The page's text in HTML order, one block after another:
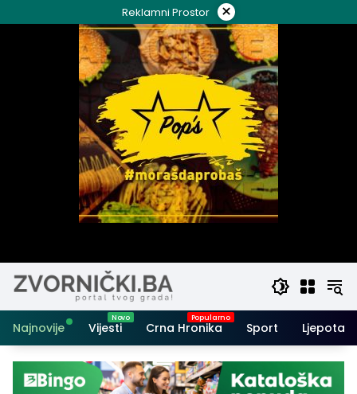
to
Reklamni Prostor ×
Najnovije Vijesti Crna Hronika Sport Ljepota i